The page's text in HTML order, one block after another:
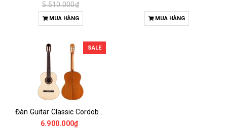
5.510.000₫
MUA HÀNG MUA HÀNG
SALE
6.900.000₫